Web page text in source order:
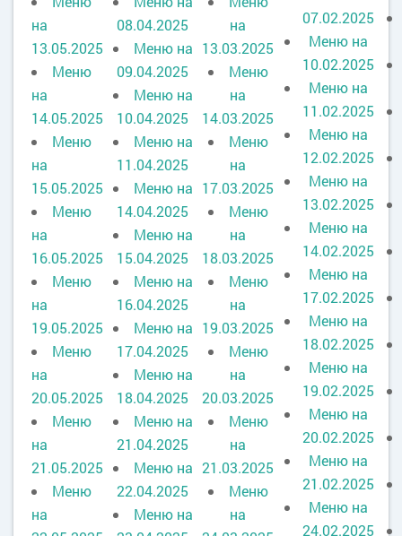
на
13.05.2025
Меню
на
14.05.2025
Меню
на
15.05.2025
Меню
на
16.05.2025
Меню
на
19.05.2025
Меню
на
20.05.2025
Меню
на
21.05.2025
Меню
на
08.04.2025
Меню на
09.04.2025
Меню на
10.04.2025
Меню на
11.04.2025
Меню на
14.04.2025
Меню на
15.04.2025
Меню на
16.04.2025
Меню на
17.04.2025
Меню на
18.04.2025
Меню на
21.04.2025
Меню на
22.04.2025
Меню на
на
13.03.2025
Меню
на
14.03.2025
Меню
на
17.03.2025
Меню
на
18.03.2025
Меню
на
19.03.2025
Меню
на
20.03.2025
Меню
на
21.03.2025
Меню
на
07.02.2025
Меню на
10.02.2025
Меню на
11.02.2025
Меню на
12.02.2025
Меню на
13.02.2025
Меню на
14.02.2025
Меню на
17.02.2025
Меню на
18.02.2025
Меню на
19.02.2025
Меню на
20.02.2025
Меню на
21.02.2025
Меню на
24.02.2025